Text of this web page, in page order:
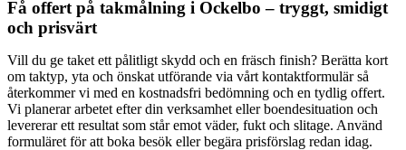
Få offert på takmålning i Ockelbo – tryggt, smidigt
och prisvärt
Vill du ge taket ett pålitligt skydd och en fräsch finish? Berätta kort
om taktyp, yta och önskat utförande via vårt kontaktformulär så
återkommer vi med en kostnadsfri bedömning och en tydlig offert.
Vi planerar arbetet efter din verksamhet eller boendesituation och
levererar ett resultat som står emot väder, fukt och slitage. Använd
formuläret för att boka besök eller begära prisförslag redan idag.